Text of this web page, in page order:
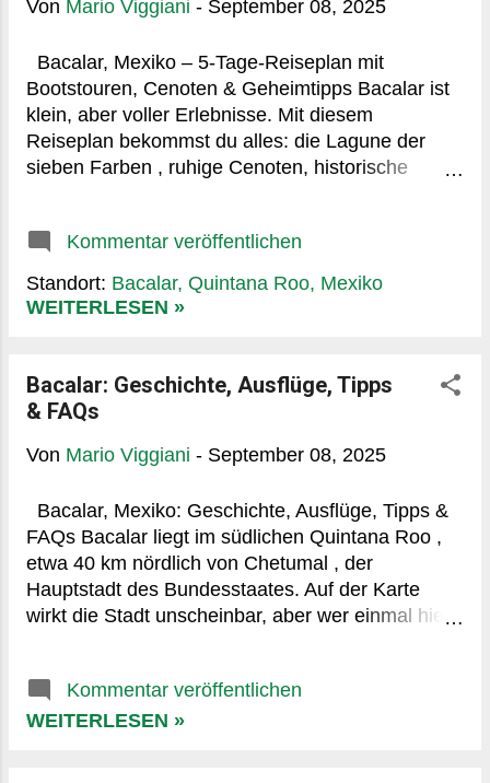
verlangt werden. Mini-Einschub: Ich wurde einmal
Stress, dann alles gut. Reisekrankenversicherung
Der Klassiker. Und absolut sinnvoll. Achte auf:
Auslandsabdeckung für medizinische Behan...
Von Mario Viggiani - September 08, 2025
Bacalar, Mexiko – 5-Tage-Reiseplan mit
Bootstouren, Cenoten & Geheimtipps Bacalar ist
klein, aber voller Erlebnisse. Mit diesem
Reiseplan bekommst du alles: die Lagune der
sieben Farben , ruhige Cenoten, historische
erste Eindrücke Morgens: Ankunft in Bacalar.
Check-in in einem kleinen Boutique-Hotel oder
Hostel in der Nähe der Lagune. Mittags: Leichte
Pueblo Bacalar . Bunte Häuser, kleine Läden,
erste Fotospots. Abends: Sonnenuntergang am
Steg in Pueblo Nuevo – der perfekte Einstieg für
deine Lagunen-Erlebnisse. Insider-Tipp: Früh
abseits der Hotels genießen – Ruhe pur. Tag 2:
Lagune & Piratenkanal Morgens: Kajak oder
Stand-up-Paddle auf der Lagune Bacalar .
Richtung Canal de los Piratas paddeln. Mittags:
Pi...
Kommentar veröffentlichen
Standort: Bacalar, Quintana Roo, Mexiko
WEITERLESEN »
Bacalar: Geschichte, Ausflüge, Tipps
& FAQs
Von Mario Viggiani - September 08, 2025
Bacalar, Mexiko: Geschichte, Ausflüge, Tipps &
FAQs Bacalar liegt im südlichen Quintana Roo ,
etwa 40 km nördlich von Chetumal , der
Hauptstadt des Bundesstaates. Auf der Karte
wirkt die Stadt unscheinbar, aber wer einmal hier
sieben Farben , einem See, dessen Wasser in
unterschiedlichen Blau- und Türkistönen
Kommentar veröffentlichen
WEITERLESEN »